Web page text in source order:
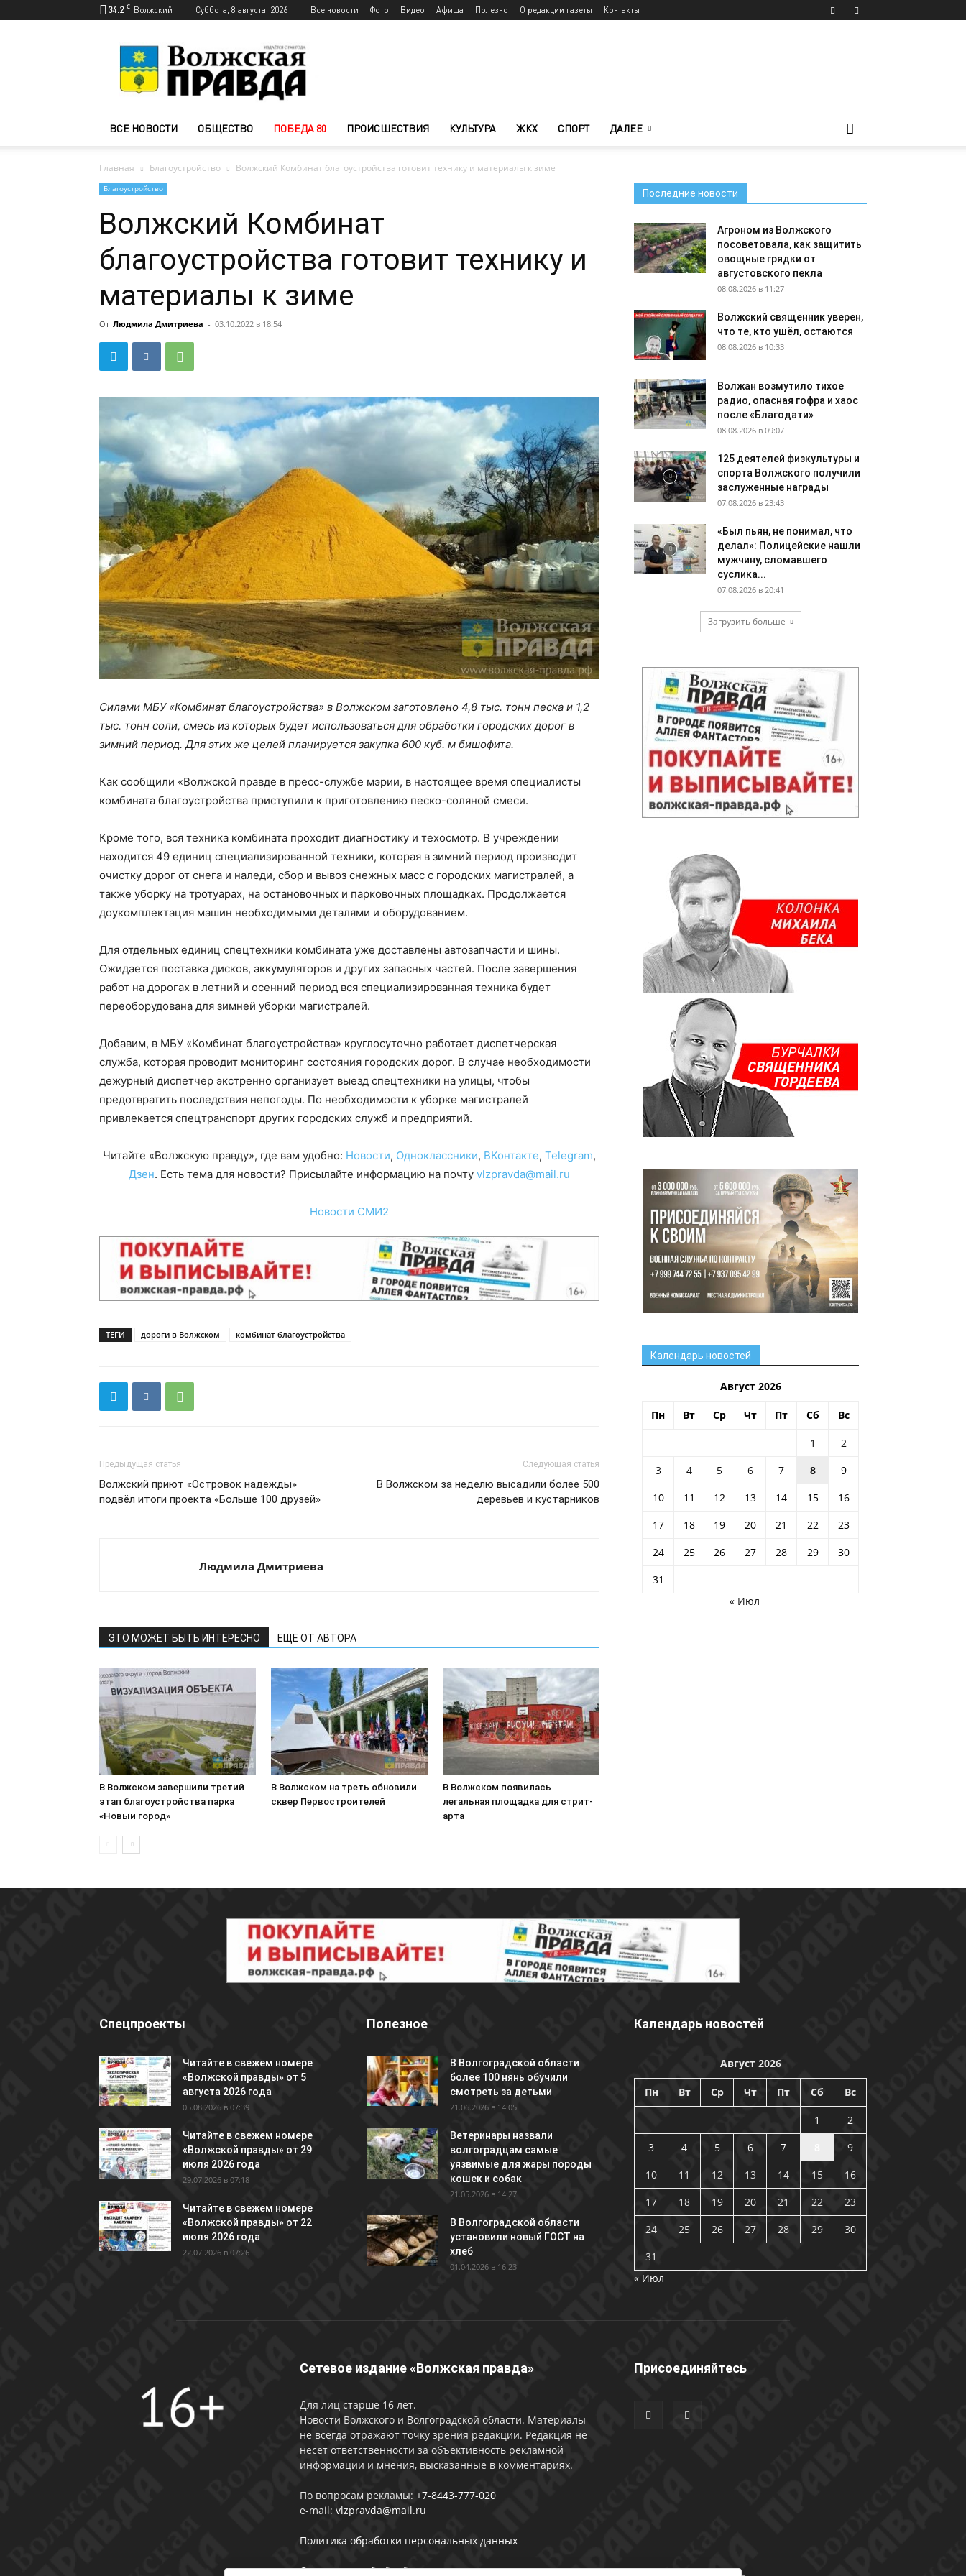
34.2 C Волжский Суббота, 8 августа, 2026 Все новости Фото Видео Афиша Полезно О редакции газеты Контакты
Волжского
—
Волжская
ВСЕ НОВОСТИ ОБЩЕСТВО ПОБЕДА 80 ПРОИСШЕСТВИЯ КУЛЬТУРА ЖКХ СПОРТ ДАЛЕЕ
Главная Благоустройство Волжский Комбинат благоустройства готовит технику и материалы к зиме
Благоустройство
Волжский Комбинат
благоустройства готовит технику и
материалы к зиме
От Людмила Дмитриева - 03.10.2022 в 18:54
Силами МБУ «Комбинат благоустройства» в Волжском заготовлено 4,8 тыс. тонн песка и 1,2
тыс. тонн соли, смесь из которых будет использоваться для обработки городских дорог в
зимний период. Для этих же целей планируется закупка 600 куб. м бишофита.
Как сообщили «Волжской правде в пресс-службе мэрии, в настоящее время специалисты
комбината благоустройства приступили к приготовлению песко-соляной смеси.
Кроме того, вся техника комбината проходит диагностику и техосмотр. В учреждении
находится 49 единиц специализированной техники, которая в зимний период производит
очистку дорог от снега и наледи, сбор и вывоз снежных масс с городских магистралей, а
также уборку на тротуарах, на остановочных и парковочных площадках. Продолжается
доукомплектация машин необходимыми деталями и оборудованием.
Для отдельных единиц спецтехники комбината уже доставлены автозапчасти и шины.
Ожидается поставка дисков, аккумуляторов и других запасных частей. После завершения
работ на дорогах в летний и осенний период вся специализированная техника будет
переоборудована для зимней уборки магистралей.
Добавим, в МБУ «Комбинат благоустройства» круглосуточно работает диспетчерская
служба, которая проводит мониторинг состояния городских дорог. В случае необходимости
дежурный диспетчер экстренно организует выезд спецтехники на улицы, чтобы
предотвратить последствия непогоды. По необходимости к уборке магистралей
привлекается спецтранспорт других городских служб и предприятий.
Читайте «Волжскую правду», где вам удобно: Новости, Одноклассники, ВКонтакте, Telegram,
Дзен. Есть тема для новости? Присылайте информацию на почту vlzpravda@mail.ru
Новости СМИ2
ТЕГИ дороги в Волжском комбинат благоустройства
Предыдущая статья
Волжский приют «Островок надежды»
подвёл итоги проекта «Больше 100 друзей»
Следующая статья
В Волжском за неделю высадили более 500
деревьев и кустарников
Людмила Дмитриева
ЭТО МОЖЕТ БЫТЬ ИНТЕРЕСНО ЕЩЕ ОТ АВТОРА
В Волжском завершили третий
этап благоустройства парка
«Новый город»
В Волжском на треть обновили
сквер Первостроителей
В Волжском появилась
легальная площадка для стрит-
арта
Последние новости
Агроном из Волжского
посоветовала, как защитить
овощные грядки от
августовского пекла
08.08.2026 в 11:27
Волжский священник уверен,
что те, кто ушёл, остаются
08.08.2026 в 10:33
Волжан возмутило тихое
радио, опасная гофра и хаос
после «Благодати»
08.08.2026 в 09:07
125 деятелей физкультуры и
спорта Волжского получили
заслуженные награды
07.08.2026 в 23:43
«Был пьян, не понимал, что
делал»: Полицейские нашли
мужчину, сломавшего
суслика...
07.08.2026 в 20:41
Загрузить больше
Календарь новостей
Август 2026
Пн Вт Ср Чт Пт Сб Вс
1
2
3
4 5 6 7 8
9
10
11 12 13 14 15
16
17
18 19 20 21 22
23
24
25 26 27 28 29
30
31
« Июл
Спецпроекты
Читайте в свежем номере
«Волжской правды» от 5
августа 2026 года
05.08.2026 в 07:39
Читайте в свежем номере
«Волжской правды» от 29
июля 2026 года
29.07.2026 в 07:18
Читайте в свежем номере
«Волжской правды» от 22
июля 2026 года
22.07.2026 в 07:26
Полезное
В Волгоградской области
более 100 нянь обучили
смотреть за детьми
21.06.2026 в 14:05
Ветеринары назвали
волгоградцам самые
уязвимые для жары породы
кошек и собак
21.05.2026 в 14:27
В Волгоградской области
установили новый ГОСТ на
хлеб
01.04.2026 в 16:23
Календарь новостей
Август 2026
Пн Вт Ср Чт Пт Сб Вс
1
2
3
4 5 6 7
9
10
11 12 13 14 15
16
17
18 19 20 21 22
23
24
25 26 27 28 29
30
31
« Июл
Сетевое издание «Волжская правда»
Для лиц старше 16 лет.
Новости Волжского и Волгоградской области. Материалы
не всегда отражают точку зрения редакции. Редакция не
несет ответственности за объективность рекламной
информации и мнения, высказанные в комментариях.
По вопросам рекламы: +7-8443-777-020
e-mail: vlzpravda@mail.ru
Политика обработки персональных данных
Соглашении об обработке персональных данных
Присоединяйтесь